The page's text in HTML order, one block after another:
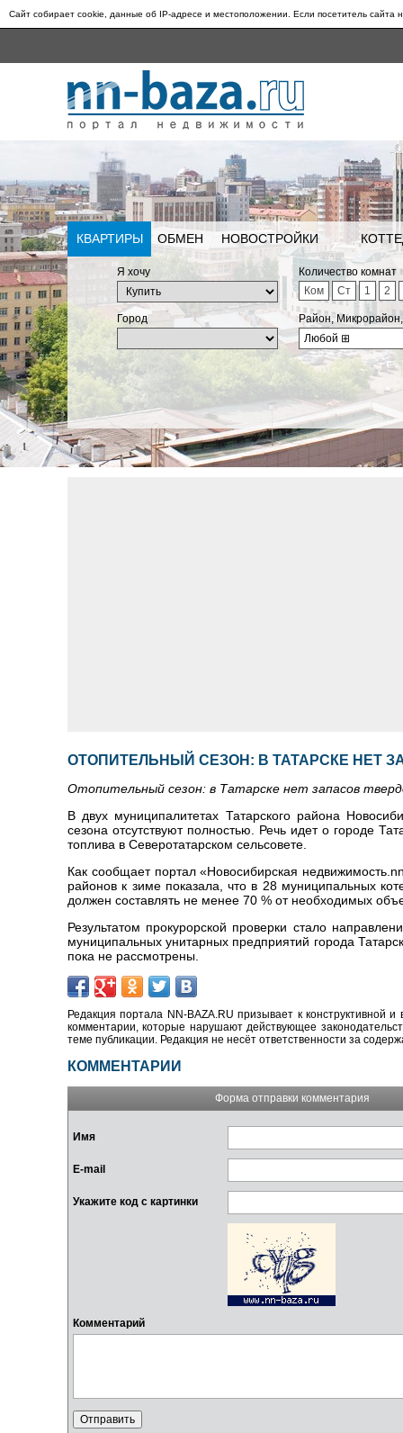
Сайт собирает cookie, данные об IP-адресе и местоположении. Если посетитель сайта
КВАРТИРЫ ОБМЕН НОВОСТРОЙКИ
Я хочу
Количество комнат
Ком
Ст 1 2
Город
Район,
Любой ⊞
ОТОПИТЕЛЬНЫЙ СЕЗОН: В ТАТАРСКЕ НЕТ
Отопительный сезон: в Татарске нет запасов
В двух муниципалитетах Татарского района
сезона отсутствуют полностью. Речь идет о городе
топлива в Северотатарском сельсовете.
Как сообщает портал «Новосибирская
районов к зиме показала, что в 28 муниципальных
должен составлять не менее 70 % от необходимых
Результатом прокурорской проверки стало
муниципальных унитарных предприятий города
пока не рассмотрены.
Редакция портала NN-BAZA.RU призывает к конструктивной
комментарии, которые нарушают действующее
теме публикации. Редакция не несёт ответственности за
КОММЕНТАРИИ
Форма отправки комментария
Имя
E-mail
Укажите код с картинки
Комментарий